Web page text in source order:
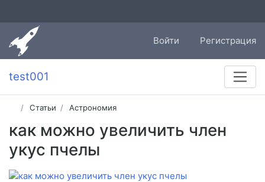
Войти Регистрация
test001
Статьи Астрономия
как можно увеличить член
укус пчелы